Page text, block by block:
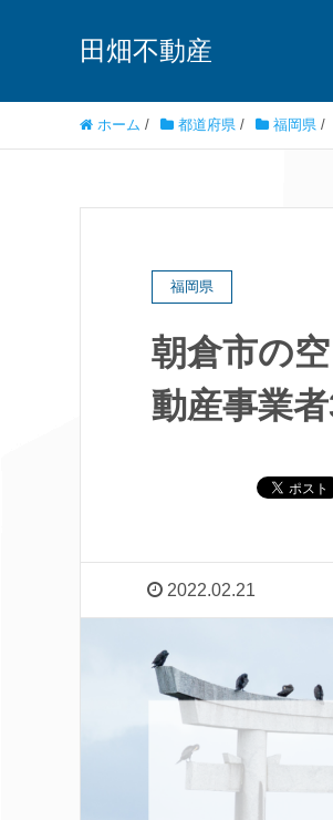
田畑不動産
ホーム / 都道府県 / 福岡県 /
福岡県
朝倉市の
動産事業
2022.02.21